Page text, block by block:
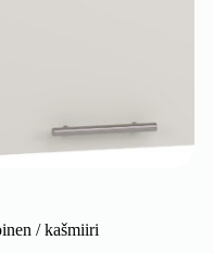
/ kašmiiri